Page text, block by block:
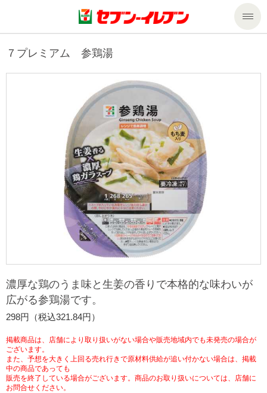
商品のご案内
商品カテゴリ一覧
セブンプレミアム
食の安全・安心への取組み
ギフト
プリペイドカード・金券
ニンテンドー・ダウンロードカード
セール・キャンペーン
サービストップ
nanacoトップ
マルチコピー機でできること
マルチコピー機でできることトップ
コピー
プリント
スキャン
ファクス
宅配便
切手・はがき・印紙
セブン銀行ATM
ご利用可能なお支払い方法
チケットサービス
セブンチケット
チケットぴあ
イープラス
セブン‐イレブンでお受取り
タワーレコード
セブンネットショッピング
停電時のサービス停止のお知らせ
企業情報トップ
ニュースリリース
企業理念
会社概要
貸借対照表・損益計算書
沿革
私たちの取組み
サステナビリティ
サステナビリティトップ
セブン＆アイ・ホールディングスの重点課題
サステナビリティ活動基本方針
サステナビリティ推進体制
GREEN CHALLENGE 2050
加盟店オーナー募集
店舗検索
ネットショッピング
お問い合わせ
７プレミアム 参鶏湯
濃厚な鶏のうま味と生姜の香りで本格的な味わいが
広がる参鶏湯です。
298円（税込321.84円）
掲載商品は、店舗により取り扱いがない場合や販売地域内でも未発売の場合が
ございます。
また、予想を大きく上回る売れ行きで原材料供給が追い付かない場合は、掲載
中の商品であっても
販売を終了している場合がございます。商品のお取り扱いについては、店舗に
お問合せください。